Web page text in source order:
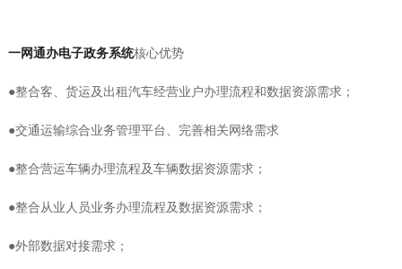
一网通办电子政务系统核心优势
●整合客、货运及出租汽车经营业户办理流程和数据资源需求；
●交通运输综合业务管理平台、完善相关网络需求
●整合营运车辆办理流程及车辆数据资源需求；
●整合从业人员业务办理流程及数据资源需求；
●外部数据对接需求；